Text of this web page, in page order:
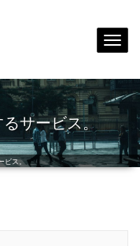
サービス。
ビス。